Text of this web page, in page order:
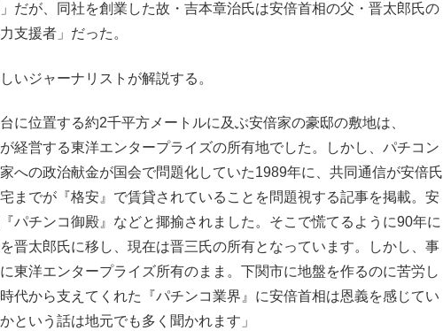
だが、同社を創業した故・吉本章治氏は安倍首相の父・晋太郎氏の
支援者」だった。
いジャーナリストが解説する。
台に位置する約2千平方メートルに及ぶ安倍家の豪邸の敷地は、
経営する東洋エンタープライズの所有地でした。しかし、パチコン
への政治献金が国会で問題化していた1989年に、共同通信が安倍氏
までが『格安』で賃貸されていることを問題視する記事を掲載。安
パチンコ御殿』などと揶揄されました。そこで慌てるように90年に
晋太郎氏に移し、現在は晋三氏の所有となっています。しかし、事
東洋エンタープライズ所有のまま。下関市に地盤を作るのに苦労し
代から支えてくれた『パチンコ業界』に安倍首相は恩義を感じてい
という話は地元でも多く聞かれます」